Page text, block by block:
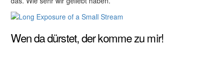
Wen da dürstet, der komme zu mir!